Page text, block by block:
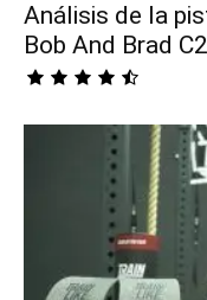
Análisis de la
Bob And Brad